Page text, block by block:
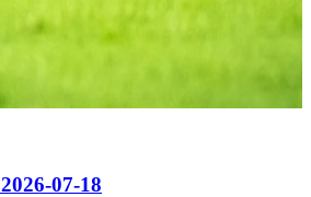
07-18